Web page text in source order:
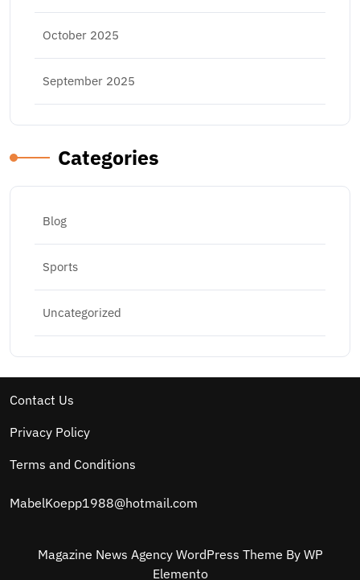
October 2025
September 2025
Categories
Blog
Sports
Uncategorized
Contact Us
Privacy Policy
Terms and Conditions
MabelKoepp1988@hotmail.com
Magazine News Agency WordPress Theme By WP
Elemento